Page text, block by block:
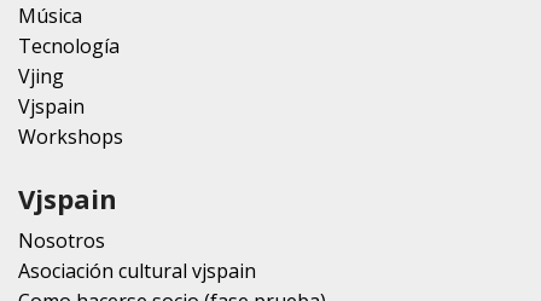
Música
Tecnología
Vjing
Vjspain
Workshops
Vjspain
Nosotros
Asociación cultural vjspain